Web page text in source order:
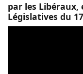
par les Libéraux,
Législatives du